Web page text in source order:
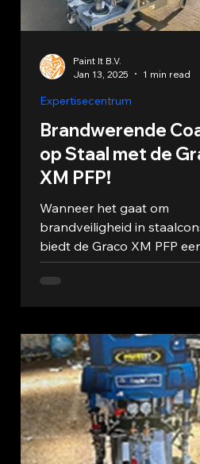
Brandwerende
op Staal met de
XM PFP!
Wanneer het gaat om
brandveiligheid in
biedt de Graco XM PFP
revolutionaire oplossing.
krachtige machine is ontw
Expertisecentrum
Paint It B.V.
Jan 13, 2025
1 min read